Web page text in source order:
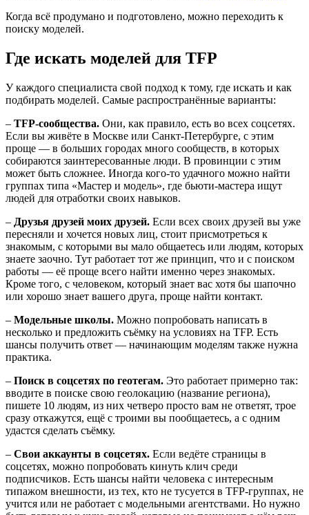
Когда всё продумано и подготовлено, можно переходить к
поиску моделей.
Где искать моделей для TFP
У каждого специалиста свой подход к тому, где искать и как
подбирать моделей. Самые распространённые варианты:
– TFP-сообщества. Они, как правило, есть во всех соцсетях.
Если вы живёте в Москве или Санкт-Петербурге, с этим
проще — в больших городах много сообществ, в которых
собираются заинтересованные люди. В провинции с этим
может быть сложнее. Иногда кого-то удачного можно найти
группах типа «Мастер и модель», где бьюти-мастера ищут
людей для отработки своих навыков.
– Друзья друзей моих друзей. Если всех своих друзей вы уже
пересняли и хочется новых лиц, стоит присмотреться к
знакомым, с которыми вы мало общаетесь или людям, которых
знаете заочно. Тут работает тот же принцип, что и с поиском
работы — её проще всего найти именно через знакомых.
Кроме того, с человеком, который знает вас хотя бы шапочно
или хорошо знает вашего друга, проще найти контакт.
– Модельные школы. Можно попробовать написать в
несколько и предложить съёмку на условиях на TFP. Есть
шансы получить ответ — начинающим моделям также нужна
практика.
– Поиск в соцсетях по геотегам. Это работает примерно так:
вводите в поиске свою геолокацию (название региона),
пишете 10 людям, из них четверо просто вам не ответят, трое
сразу откажутся, ещё с троими вы пообщаетесь, а с одним
удастся сделать съёмку.
– Свои аккаунты в соцсетях. Если ведёте страницы в
соцсетях, можно попробовать кинуть клич среди
подписчиков. Есть шансы найти человека с интересным
типажом внешности, из тех, кто не тусуется в TFP-группах, не
учится или не работает с модельными агентствами. Но нужно